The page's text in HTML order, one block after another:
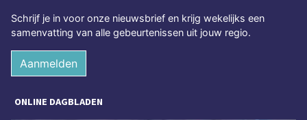
Schrijf je in voor onze nieuwsbrief en krijg wekelijks een
samenvatting van alle gebeurtenissen uit jouw regio.
Aanmelden
ONLINE DAGBLADEN